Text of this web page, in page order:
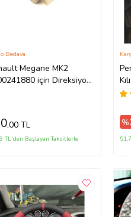
Megane MK2
için Direksiyon
Bedava
,00 TL
TL'den Başlayan Taksitlerle